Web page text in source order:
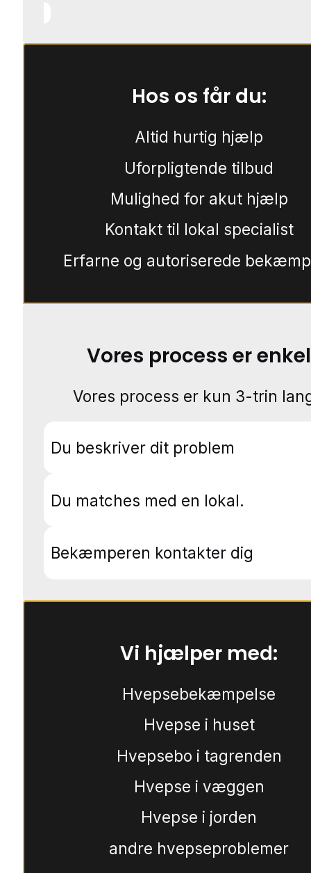
Hos os får du:
Altid hurtig hjælp
Uforpligtende tilbud
Mulighed for akut hjælp
Kontakt til lokal specialist
Erfarne og autoriserede
Vores process er enkel
Vores process er kun 3-trin
Du beskriver dit problem
Du matches med en lokal.
Bekæmperen kontakter dig
Vi hjælper med:
Hvepsebekæmpelse
Hvepse i huset
Hvepsebo i tagrenden
Hvepse i væggen
Hvepse i jorden
andre hvepseproblemer